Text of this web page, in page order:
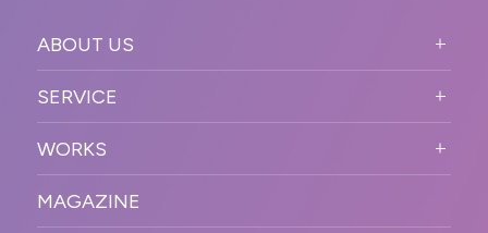
ABOUT US
PURPOSE
VISION
OUR DNA
SERVICE
STRONG POINT
BUSINESS DOMAIN
WORKS
オンラインイベント カンファレンス・展示会・アワ
MAGAZINE